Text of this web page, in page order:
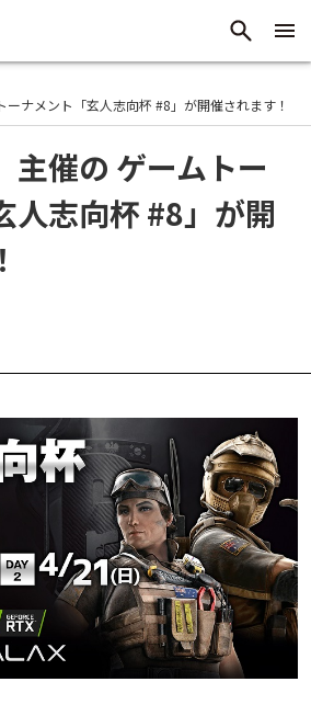
ーナメント「玄人志向杯 #8」が開催されます！
主催の ゲームトー
人志向杯 #8」が開